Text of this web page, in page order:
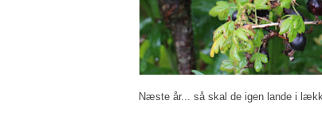
Næste år... så skal de igen lande i